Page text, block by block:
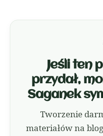
Jeśli ten
przydał,
Saganek
Tworzenie
materiałów na